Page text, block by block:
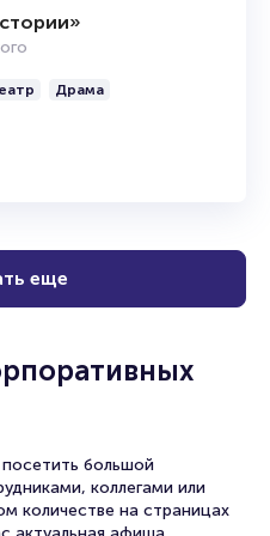
Драма
еще
большой
коллегами или
количестве на страницах